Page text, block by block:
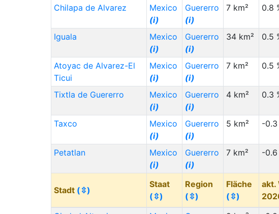
Chilapa de Alvarez
Mexico
(i)
Guererro
(i)
7 km² 0.8
Iguala
Mexico
(i)
Guererro
(i)
34 km² 0.5
Atoyac de Alvarez-El
Ticui
Mexico
(i)
Guererro
(i)
7 km² 0.5
Tixtla de Guererro
Mexico
(i)
Guererro
(i)
4 km² 0.3
Taxco
Mexico
(i)
Guererro
(i)
5 km² -0.3
Petatlan
Mexico
(i)
Guererro
(i)
7 km² -0.6
Stadt (⇳)
Staat
(⇳)
Region
(⇳)
Fläche
(⇳)
akt.